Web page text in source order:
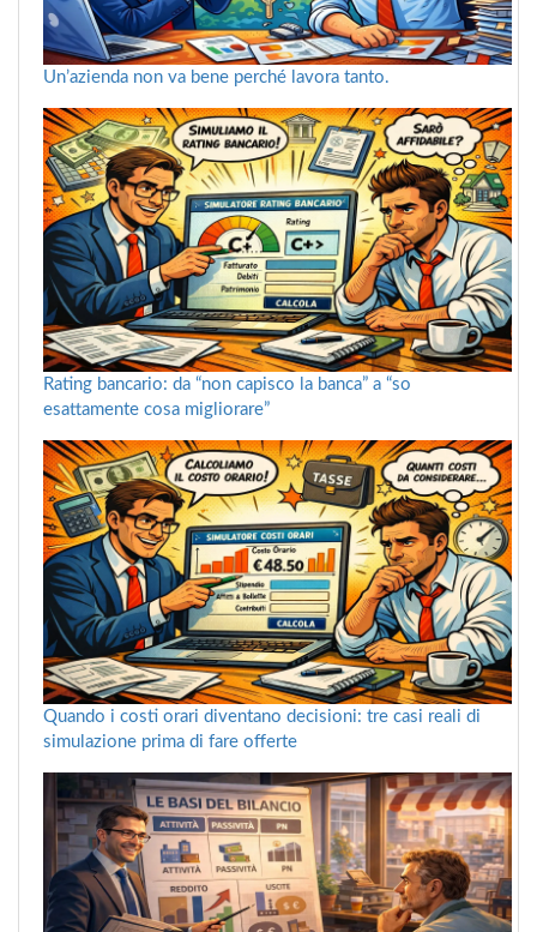
Un’azienda non va bene perché lavora tanto.
Rating bancario: da “non capisco la banca” a “so
esattamente cosa migliorare”
Quando i costi orari diventano decisioni: tre casi reali di
simulazione prima di fare offerte